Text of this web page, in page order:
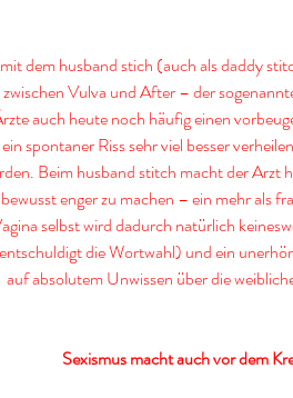
dem husband stich (auch als daddy
Vulva und After – der
auch heute noch häufig einen
spontaner Riss sehr viel besser
Beim husband stitch macht der Arzt
enger zu machen – ein mehr als
selbst wird dadurch natürlich
die Wortwahl) und ein
auf absolutem Unwissen über die
Sexismus macht auch vor dem